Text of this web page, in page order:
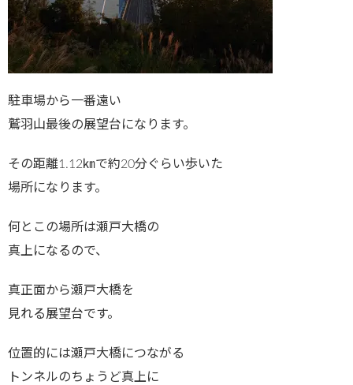
駐車場から一番遠い
鷲羽山最後の展望台になります。
その距離1.12㎞で約20分ぐらい歩いた
場所になります。
何とこの場所は瀬戸大橋の
真上になるので、
真正面から瀬戸大橋を
見れる展望台です。
位置的には瀬戸大橋につながる
トンネルのちょうど真上に